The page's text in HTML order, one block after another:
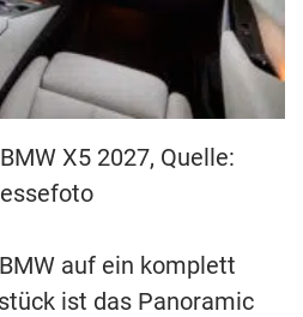
X5 2027, Quelle:
auf ein komplett
ist das Panoramic